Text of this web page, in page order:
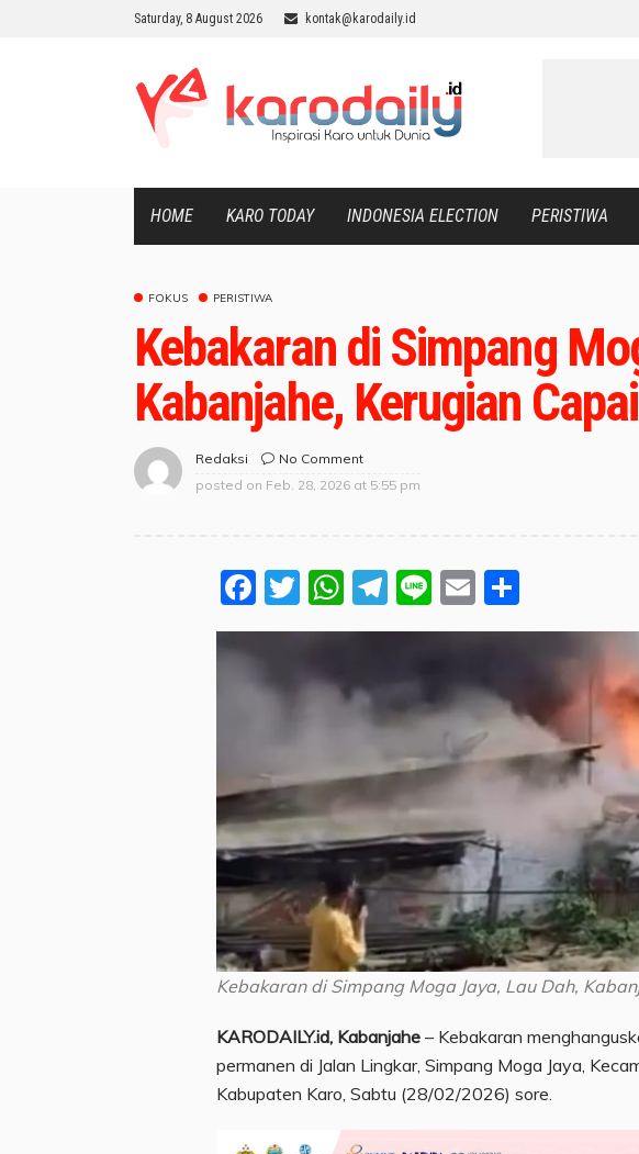
Saturday, 8 August 2026 kontak@karodaily.id
HOME KARO TODAY INDONESIA ELECTION PERISTIWA
FOKUS PERISTIWA
Kebakaran di Simpang
Kabanjahe, Kerugian
Redaksi
No Comment
posted on Feb. 28, 2026 at 5:55 pm
Facebook
Twitter
WhatsApp
Telegram
LineEmail
Kebakaran di Simpang Moga Jaya, Lau Dah,
KARODAILY.id, Kabanjahe – Kebakaran
permanen di Jalan Lingkar, Simpang Moga Jaya,
Kabupaten Karo, Sabtu (28/02/2026) sore.